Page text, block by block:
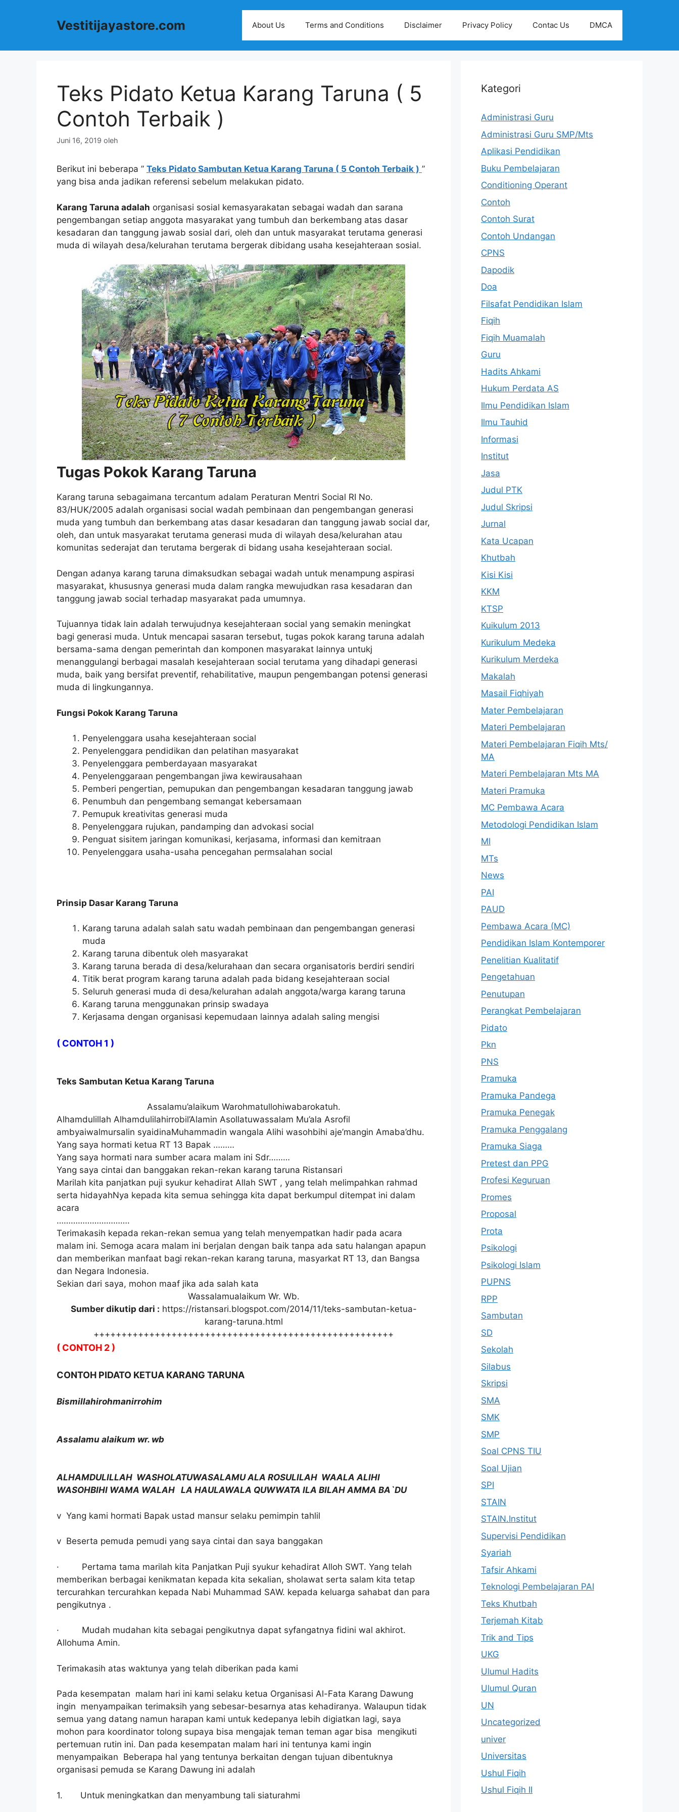
Vestitijayastore.com About Us Terms and Conditions Disclaimer Privacy Policy Contac Us DMCA
Teks Pidato Ketua Karang Taruna ( 5
Contoh Terbaik )
Juni 16, 2019 oleh
Berikut ini beberapa ” Teks Pidato Sambutan Ketua Karang Taruna ( 5 Contoh Terbaik ) ”
yang bisa anda jadikan referensi sebelum melakukan pidato.
Karang Taruna adalah organisasi sosial kemasyarakatan sebagai wadah dan sarana
pengembangan setiap anggota masyarakat yang tumbuh dan berkembang atas dasar
kesadaran dan tanggung jawab sosial dari, oleh dan untuk masyarakat terutama generasi
muda di wilayah desa/kelurahan terutama bergerak dibidang usaha kesejahteraan sosial.
Tugas Pokok Karang Taruna
Karang taruna sebagaimana tercantum adalam Peraturan Mentri Social RI No.
83/HUK/2005 adalah organisasi social wadah pembinaan dan pengembangan generasi
muda yang tumbuh dan berkembang atas dasar kesadaran dan tanggung jawab social dar,
oleh, dan untuk masyarakat terutama generasi muda di wilayah desa/kelurahan atau
komunitas sederajat dan terutama bergerak di bidang usaha kesejahteraan social.
Dengan adanya karang taruna dimaksudkan sebagai wadah untuk menampung aspirasi
masyarakat, khususnya generasi muda dalam rangka mewujudkan rasa kesadaran dan
tanggung jawab social terhadap masyarakat pada umumnya.
Tujuannya tidak lain adalah terwujudnya kesejahteraan social yang semakin meningkat
bagi generasi muda. Untuk mencapai sasaran tersebut, tugas pokok karang taruna adalah
bersama-sama dengan pemerintah dan komponen masyarakat lainnya untukj
menanggulangi berbagai masalah kesejahteraan social terutama yang dihadapi generasi
muda, baik yang bersifat preventif, rehabilitative, maupun pengembangan potensi generasi
muda di lingkungannya.
Fungsi Pokok Karang Taruna
Penyelenggara usaha kesejahteraan social
Penyelenggara pendidikan dan pelatihan masyarakat
Penyelenggara pemberdayaan masyarakat
Penyelenggaraan pengembangan jiwa kewirausahaan
Pemberi pengertian, pemupukan dan pengembangan kesadaran tanggung jawab
Penumbuh dan pengembang semangat kebersamaan
Pemupuk kreativitas generasi muda
Penyelenggara rujukan, pandamping dan advokasi social
Penguat sisitem jaringan komunikasi, kerjasama, informasi dan kemitraan
Penyelenggara usaha-usaha pencegahan permsalahan social
Prinsip Dasar Karang Taruna
Karang taruna adalah salah satu wadah pembinaan dan pengembangan generasi
muda
Karang taruna dibentuk oleh masyarakat
Karang taruna berada di desa/kelurahaan dan secara organisatoris berdiri sendiri
Titik berat program karang taruna adalah pada bidang kesejahteraan social
Seluruh generasi muda di desa/kelurahan adalah anggota/warga karang taruna
Karang taruna menggunakan prinsip swadaya
Kerjasama dengan organisasi kepemudaan lainnya adalah saling mengisi
( CONTOH 1 )
Teks Sambutan Ketua Karang Taruna
Assalamu’alaikum Warohmatullohiwabarokatuh.
Alhamdulillah Alhamdulilahirrobil’Alamin Asollatuwassalam Mu’ala Asrofil
ambyaiwalmursalin syaidinaMuhammadin wangala Alihi wasohbihi aje’mangin Amaba’dhu.
Yang saya hormati ketua RT 13 Bapak ………
Yang saya hormati nara sumber acara malam ini Sdr………
Yang saya cintai dan banggakan rekan-rekan karang taruna Ristansari
Marilah kita panjatkan puji syukur kehadirat Allah SWT , yang telah melimpahkan rahmad
serta hidayahNya kepada kita semua sehingga kita dapat berkumpul ditempat ini dalam
acara
………………………….
Terimakasih kepada rekan-rekan semua yang telah menyempatkan hadir pada acara
malam ini. Semoga acara malam ini berjalan dengan baik tanpa ada satu halangan apapun
dan memberikan manfaat bagi rekan-rekan karang taruna, masyarkat RT 13, dan Bangsa
dan Negara Indonesia.
Sekian dari saya, mohon maaf jika ada salah kata
Wassalamualaikum Wr. Wb.
Sumber dikutip dari : https://ristansari.blogspot.com/2014/11/teks-sambutan-ketua-
karang-taruna.html
++++++++++++++++++++++++++++++++++++++++++++++++++++++
( CONTOH 2 )
CONTOH PIDATO KETUA KARANG TARUNA
Bismillahirohmanirrohim
Assalamu alaikum wr. wb
ALHAMDULILLAH WASHOLATUWASALAMU ALA ROSULILAH WAALA ALIHI
WASOHBIHI WAMA WALAH LA HAULAWALA QUWWATA ILA BILAH AMMA BA`DU
v Yang kami hormati Bapak ustad mansur selaku pemimpin tahlil
v Beserta pemuda pemudi yang saya cintai dan saya banggakan
· Pertama tama marilah kita Panjatkan Puji syukur kehadirat Alloh SWT. Yang telah
memberikan berbagai kenikmatan kepada kita sekalian, sholawat serta salam kita tetap
tercurahkan tercurahkan kepada Nabi Muhammad SAW. kepada keluarga sahabat dan para
pengikutnya .
· Mudah mudahan kita sebagai pengikutnya dapat syfangatnya fidini wal akhirot.
Allohuma Amin.
Terimakasih atas waktunya yang telah diberikan pada kami
Pada kesempatan malam hari ini kami selaku ketua Organisasi Al-Fata Karang Dawung
ingin menyampaikan terimaksih yang sebesar-besarnya atas kehadiranya. Walaupun tidak
semua yang datang namun harapan kami untuk kedepanya lebih digiatkan lagi, saya
mohon para koordinator tolong supaya bisa mengajak teman teman agar bisa mengikuti
pertemuan rutin ini. Dan pada kesempatan malam hari ini tentunya kami ingin
menyampaikan Beberapa hal yang tentunya berkaitan dengan tujuan dibentuknya
organisasi pemuda se Karang Dawung ini adalah
1. Untuk meningkatkan dan menyambung tali siaturahmi
Kategori
Administrasi Guru
Administrasi Guru SMP/Mts
Aplikasi Pendidikan
Buku Pembelajaran
Conditioning Operant
Contoh
Contoh Surat
Contoh Undangan
CPNS
Dapodik
Doa
Filsafat Pendidikan Islam
Fiqih
Fiqih Muamalah
Guru
Hadits Ahkami
Hukum Perdata AS
Ilmu Pendidikan Islam
Ilmu Tauhid
Informasi
Institut
Jasa
Judul PTK
Judul Skripsi
Jurnal
Kata Ucapan
Khutbah
Kisi Kisi
KKM
KTSP
Kuikulum 2013
Kurikulum Medeka
Kurikulum Merdeka
Makalah
Masail Fiqhiyah
Mater Pembelajaran
Materi Pembelajaran
Materi Pembelajaran Fiqih Mts/
MA
Materi Pembelajaran Mts MA
Materi Pramuka
MC Pembawa Acara
Metodologi Pendidikan Islam
MI
MTs
News
PAI
PAUD
Pembawa Acara (MC)
Pendidikan Islam Kontemporer
Penelitian Kualitatif
Pengetahuan
Penutupan
Perangkat Pembelajaran
Pidato
Pkn
PNS
Pramuka
Pramuka Pandega
Pramuka Penegak
Pramuka Penggalang
Pramuka Siaga
Pretest dan PPG
Profesi Keguruan
Promes
Proposal
Prota
Psikologi
Psikologi Islam
PUPNS
RPP
Sambutan
SD
Sekolah
Silabus
Skripsi
SMA
SMK
SMP
Soal CPNS TIU
Soal Ujian
SPI
STAIN
STAIN.Institut
Supervisi Pendidikan
Syariah
Tafsir Ahkami
Teknologi Pembelajaran PAI
Teks Khutbah
Terjemah Kitab
Trik and Tips
UKG
Ulumul Hadits
Ulumul Quran
UN
Uncategorized
univer
Universitas
Ushul Fiqih
Ushul Fiqih II